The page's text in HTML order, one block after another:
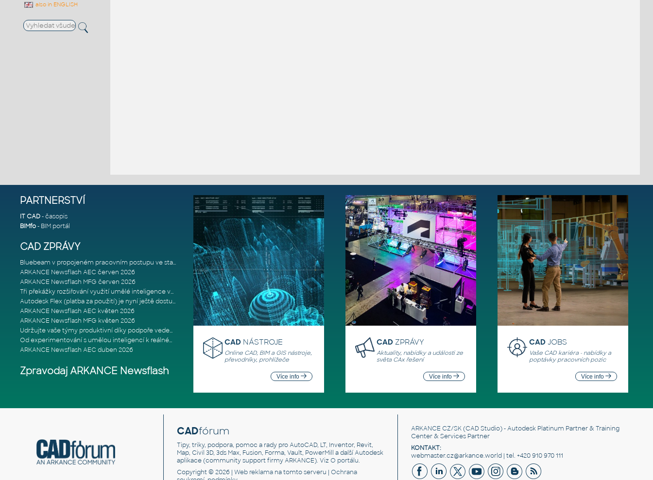
also in ENGLISH
PARTNERSTVÍ
IT CAD- časopis
BIMfo- BIM portál
CAD ZPRÁVY
Bluebeam v propojeném pracovním postupu ve stavebnictví: Proč je int
ARKANCE Newsflash AEC červen 2026
ARKANCE Newsflash MFG červen 2026
Tři překážky rozšiřování využití umělé inteligence ve stavebním prům
Autodesk Flex (platba za použití) je nyní ještě dostupnější
ARKANCE Newsflash AEC květen 2026
ARKANCE Newsflash MFG květen 2026
Udržujte vaše týmy produktivní díky podpoře vedené odborníky
Od experimentování s umělou inteligencí k reálnému dopadu na podniká
ARKANCE Newsflash AEC duben 2026
Zpravodaj ARKANCE Newsflash
CAD NÁSTROJE
Online CAD, BIM a GIS nástroje,
převodníky, prohlížeče
Více info
CAD ZPRÁVY
Aktuality, nabídky a události ze
světa CAx řešení
Více info
CADJOBS
Vaše CAD kariéra - nabídky a
poptávky pracovních pozic
Více info
CADfórum
Tipy, triky, podpora, pomoc a rady pro AutoCAD, LT, Inventor, Revit,
Map, Civil 3D, 3ds Max, Fusion, Forma, Vault, PowerMill a další Autodesk
aplikace (community support firmy ARKANCE). Viz O portálu.
Copyright © 2026 | Web reklamana tomto serveru | Ochrana
ARKANCE CZ/SK(CAD Studio) - Autodesk Platinum Partner & Training
Center & Services Partner
KONTAKT:
webmaster.cz@arkance.world | tel. +420 910 970 111